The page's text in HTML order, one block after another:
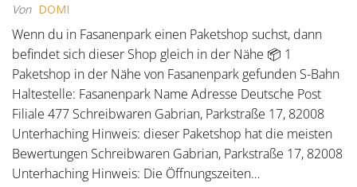
Von DOMI
Wenn du in Fasanenpark einen Paketshop suchst, dann
befindet sich dieser Shop gleich in der Nähe 📦 1
Paketshop in der Nähe von Fasanenpark gefunden S-Bahn
Haltestelle: Fasanenpark Name Adresse Deutsche Post
Filiale 477 Schreibwaren Gabrian, Parkstraße 17, 82008
Unterhaching Hinweis: dieser Paketshop hat die meisten
Bewertungen Schreibwaren Gabrian, Parkstraße 17, 82008
Unterhaching Hinweis: Die Öffnungszeiten…